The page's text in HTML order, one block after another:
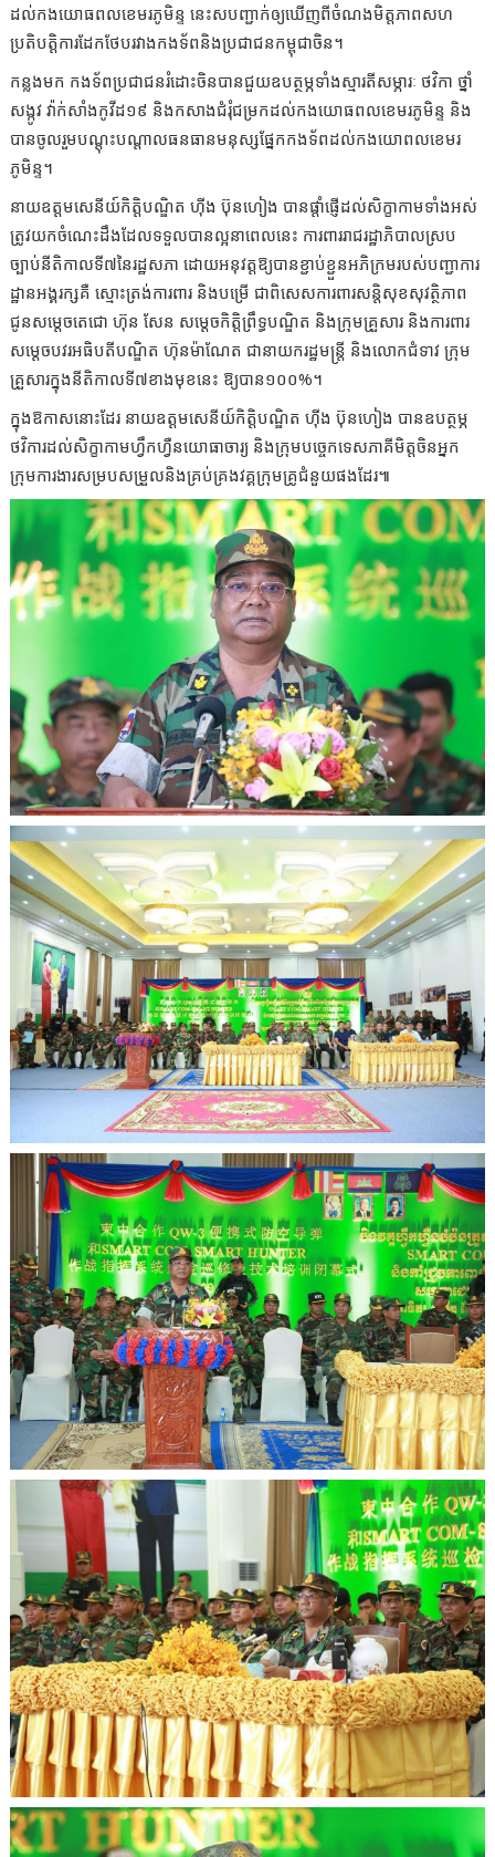
ដល់កងយោធពលខេមរភូមិន្ទ នេះសបញ្ជាក់ឲ្យឃើញពីចំណងមិត្តភាពសហ
ប្រតិបត្តិការដែកថែបរវាងកងទ័ពនិងប្រជាជនកម្ពុជាចិន។
កន្លងមក កងទ័ពប្រជាជនរំដោះចិនបានជួយឧបត្ថម្ភទាំងស្មារតីសម្ភារៈ ថវិកា ថ្នាំ
សង្កូវ វ៉ាក់សាំងកូវីដ១៩ និងកសាងជំរុំជម្រកដល់កងយោធពលខេមរភូមិន្ទ និង
បានចូលរួមបណ្ដុះបណ្ដាលធនធានមនុស្សផ្នែកកងទ័ពដល់កងយោពលខេមរ
ភូមិន្ទ។
នាយឧត្តមសេនីយ៍កិត្តិបណ្ឌិត ហ៊ីង ប៊ុនហៀង បានផ្ដាំផ្ញើដល់សិក្ខាកាមទាំងអស់
ត្រូវយកចំណេះដឹងដែលទទួលបានល្អនាពេលនេះ ការពាររាជរដ្ឋាភិបាលស្រប
ច្បាប់នីតិកាលទី៧នៃរដ្ឋសភា ដោយអនុវត្តឱ្យបានខ្ជាប់ខ្ជួនអភិក្រមរបស់បញ្ជាការ
ដ្ឋានអង្គរក្សគឺ ស្មោះត្រង់ការពារ និងបម្រើ ជាពិសេសការពារសន្តិសុខសុវត្ថិភាព
ជូនសម្ដេចតេជោ ហ៊ុន សែន សម្ដេចកិត្តិព្រឹទ្ធបណ្ឌិត និងក្រុមគ្រួសារ និងការពារ
សម្ដេចបវរអធិបតីបណ្ឌិត ហ៊ុនម៉ាណែត ជានាយករដ្ឋមន្ត្រី និងលោកជំទាវ ក្រុម
គ្រួសារក្នុងនីតិកាលទី៧ខាងមុខនេះ ឱ្យបាន១០០%។
ក្នុងឱកាសនោះដែរ នាយឧត្តមសេនីយ៍កិត្តិបណ្ឌិត ហ៊ីង ប៊ុនហៀង បានឧបត្ថម្ភ
ថវិការដល់សិក្ខាកាមហ្វឹកហ្វឺនយោធាចារ្យ និងក្រុមបច្ចេកទេសភាគីមិត្តចិនអ្នក
ក្រុមការងារសម្របសម្រួលនិងគ្រប់គ្រងវគ្គក្រុមគ្រូជំនួយផងដែរ៕